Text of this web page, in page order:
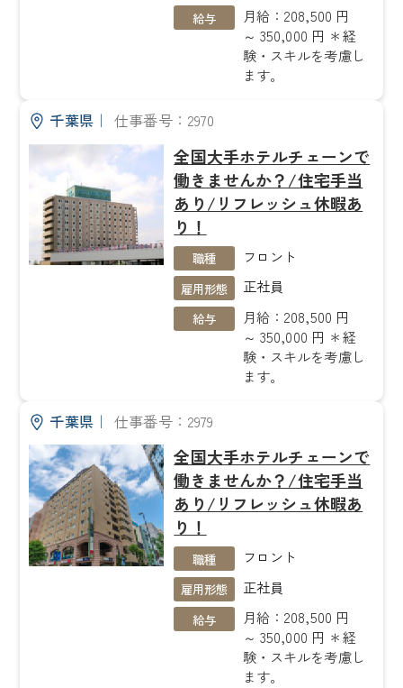
給与
月給：208,500 円
～ 350,000 円 ＊経
験・スキルを考慮し
ます。
千葉県｜ 仕事番号：2970
全国大手ホテルチェーンで
働きませんか？/住宅手当
あり/リフレッシュ休暇あ
り！
職種 フロント
雇用形態 正社員
給与
月給：208,500 円
～ 350,000 円 ＊経
験・スキルを考慮し
ます。
千葉県｜ 仕事番号：2979
全国大手ホテルチェーンで
働きませんか？/住宅手当
あり/リフレッシュ休暇あ
り！
職種 フロント
雇用形態 正社員
給与
月給：208,500 円
～ 350,000 円 ＊経
験・スキルを考慮し
ます。